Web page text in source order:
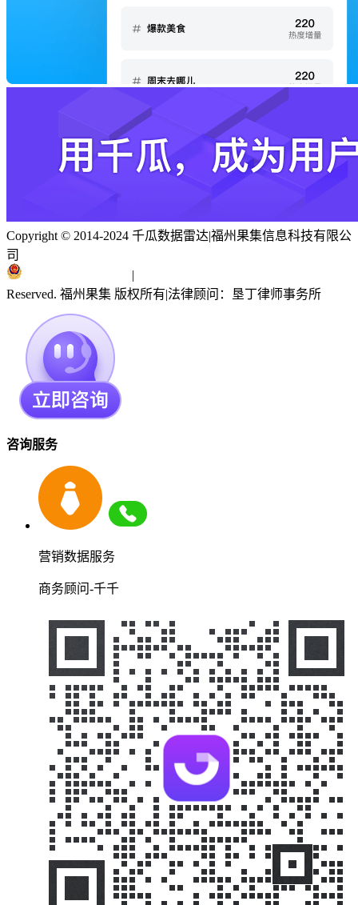
Copyright © 2014-2024 千瓜数据雷达|福州果集信息科技有限公
司
|
Reserved. 福州果集 版权所有|法律顾问：垦丁律师事务所
咨询服务
营销数据服务
商务顾问-千千